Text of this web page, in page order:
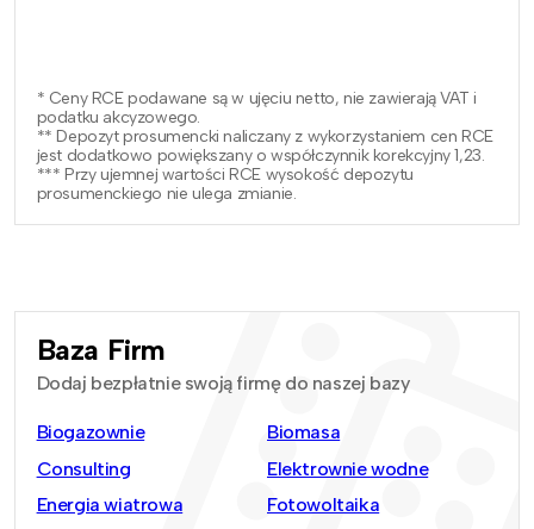
* Ceny RCE podawane są w ujęciu netto, nie zawierają VAT i
podatku akcyzowego.
** Depozyt prosumencki naliczany z wykorzystaniem cen RCE
jest dodatkowo powiększany o współczynnik korekcyjny 1,23.
*** Przy ujemnej wartości RCE wysokość depozytu
prosumenckiego nie ulega zmianie.
Baza Firm
Dodaj bezpłatnie swoją firmę do naszej bazy
Biogazownie
Biomasa
Consulting
Elektrownie wodne
Energia wiatrowa
Fotowoltaika